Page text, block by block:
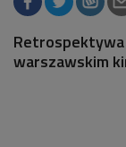
warszawskim